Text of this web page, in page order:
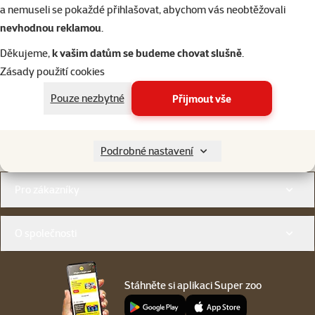
a nemuseli se pokaždé přihlašovat, abychom vás neobtěžovali
nevhodnou reklamou.
Děkujeme,k vašim datům se budeme chovat slušně.
Zásady použití cookies
Pouze nezbytné
Přijmout vše
Podrobné nastavení
Napište nám
eshop@superzoo.cz
321 000 180
Po–Pá 7:00 – 18:00
WhatsApp jsme vám blízko
Menu v patičce
Pro zákazníky
Stáhněte si aplikaci Super zoo